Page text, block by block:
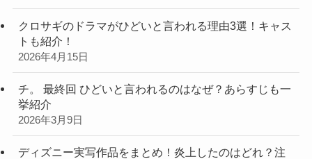
クロサギのドラマがひどいと言われる理由3選！キャス
トも紹介！
2026年4月15日
チ。 最終回 ひどいと言われるのはなぜ？あらすじも一
挙紹介
2026年3月9日
ディズニー実写作品をまとめ！炎上したのはどれ？注